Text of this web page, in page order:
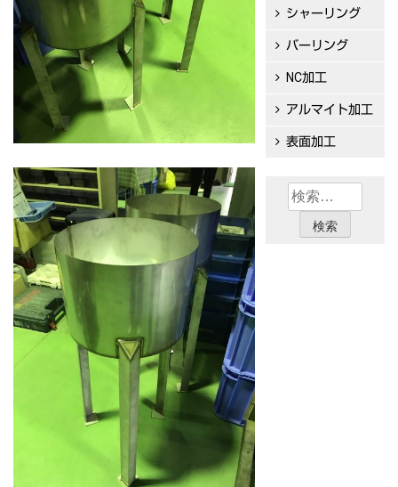
シャーリング
バーリング
NC加工
アルマイト加工
表面加工
検
索: